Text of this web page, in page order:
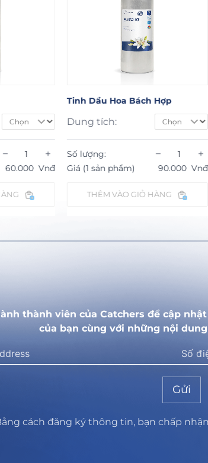
+
Vnđ
Tinh Dầu Hoa Bách Hợp
Dung tích:
Số lượng: +
Giá (1 sản phẩm) 90.000 Vnđ
THÊM VÀO GIỎ HÀNG
Tinh
Số
Giá (1
thành viên của Catchers để cập
của bạn cùng với những nội
Gửi
cách đăng ký thông tin, bạn chấp